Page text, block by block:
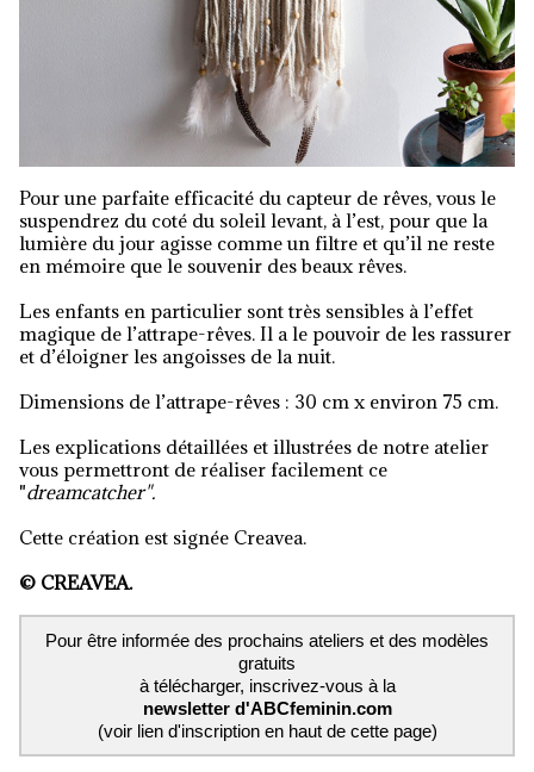
Pour une parfaite efficacité du capteur de rêves, vous le
suspendrez du coté du soleil levant, à l’est, pour que la
lumière du jour agisse comme un filtre et qu’il ne reste
en mémoire que le souvenir des beaux rêves.
Les enfants en particulier sont très sensibles à l’effet
magique de l’attrape-rêves. Il a le pouvoir de les rassurer
et d’éloigner les angoisses de la nuit.
Dimensions de l’attrape-rêves : 30 cm x environ 75 cm.
Les explications détaillées et illustrées de notre atelier
vous permettront de réaliser facilement ce
"dreamcatcher".
Cette création est signée Creavea.
© CREAVEA.
Pour être informée des prochains ateliers et des modèles
gratuits
à télécharger, inscrivez-vous à la
newsletter d'ABCfeminin.com
(voir lien d'inscription en haut de cette page)